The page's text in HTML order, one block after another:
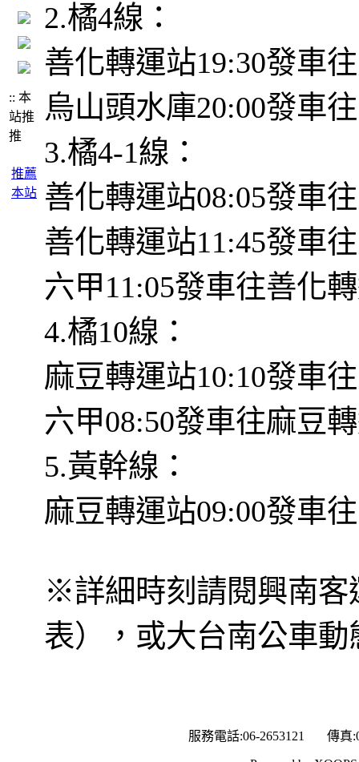
:: 本
站推
推
推薦
本站
2.橘4線：
善化轉運站19:30發車
烏山頭水庫20:00發車
3.橘4-1線：
善化轉運站08:05發車
善化轉運站11:45發車
六甲11:05發車往善化
4.橘10線：
麻豆轉運站10:10發車
六甲08:50發車往麻豆
5.黃幹線：
麻豆轉運站09:00發車
※詳細時刻請閱興南客
表），或大台南公車動
服務電話:06-2653121 傳真